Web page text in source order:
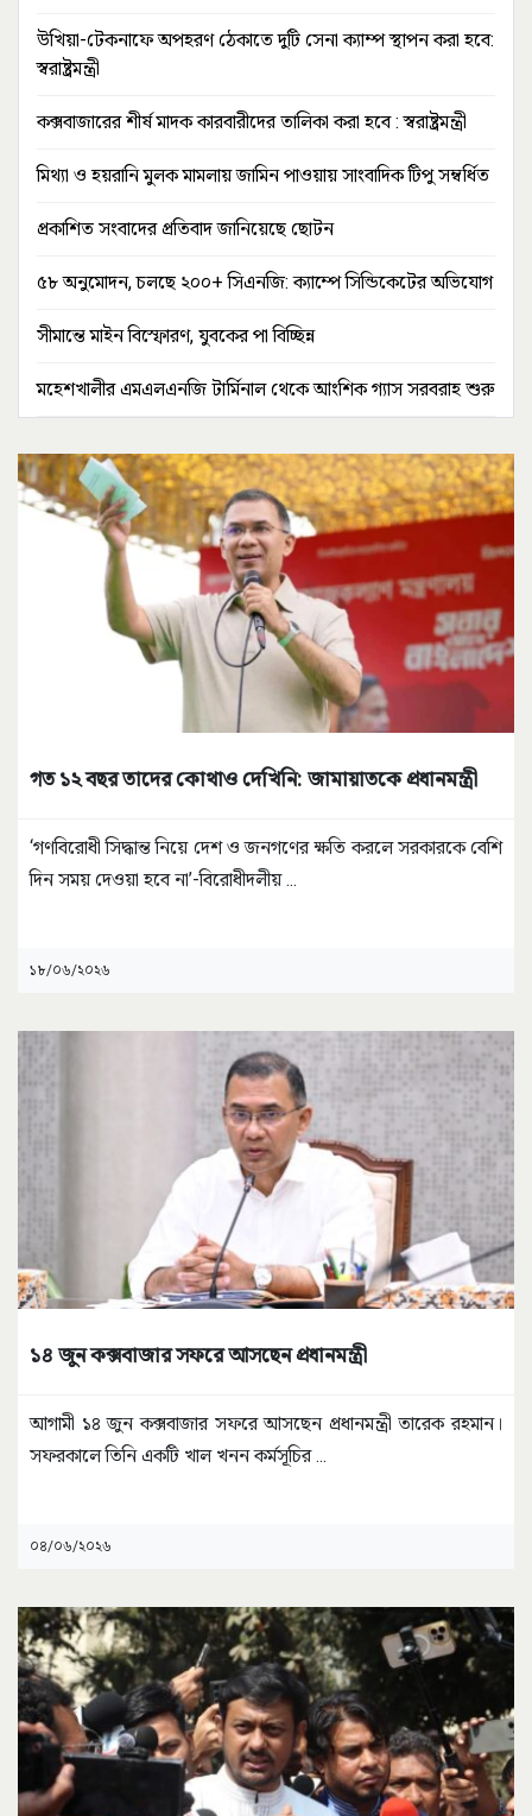
উখিয়া-টেকনাফে অপহরণ ঠেকাতে দুটি সেনা ক্যাম্প স্থাপন করা হবে:
স্বরাষ্ট্রমন্ত্রী
কক্সবাজারের শীর্ষ মাদক কারবারীদের তালিকা করা হবে : স্বরাষ্ট্রমন্ত্রী
মিথ্যা ও হয়রানি মুলক মামলায় জামিন পাওয়ায় সাংবাদিক টিপু সম্বর্ধিত
প্রকাশিত সংবাদের প্রতিবাদ জানিয়েছে ছোটন
৫৮ অনুমোদন, চলছে ২০০+ সিএনজি: ক্যাম্পে সিন্ডিকেটের অভিযোগ
সীমান্তে মাইন বিস্ফোরণ, যুবকের পা বিচ্ছিন্ন
মহেশখালীর এমএলএনজি টার্মিনাল থেকে আংশিক গ্যাস সরবরাহ শুরু
গত ১২ বছর তাদের কোথাও দেখিনি: জামায়াতকে প্রধানমন্ত্রী
‘গণবিরোধী সিদ্ধান্ত নিয়ে দেশ ও জনগণের ক্ষতি করলে সরকারকে বেশি
দিন সময় দেওয়া হবে না’-বিরোধীদলীয় ...
১৮/০৬/২০২৬
১৪ জুন কক্সবাজার সফরে আসছেন প্রধানমন্ত্রী
আগামী ১৪ জুন কক্সবাজার সফরে আসছেন প্রধানমন্ত্রী তারেক রহমান।
সফরকালে তিনি একটি খাল খনন কর্মসূচির...
০৪/০৬/২০২৬